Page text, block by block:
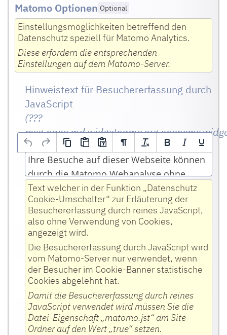
Matomo Optionen Optional
Einstellungsmöglichkeiten betreffend den
Datenschutz speziell für Matomo Analytics.
Diese erfordern die entsprechenden
Einstellungen auf dem Matomo-Server.
Hinweistext für Besuchererfassung durch
JavaScript
(???
Optional
Ihre Besuche auf dieser Webseite können
durch die Matomo Webanalyse ohne
Verwendung von Cookies erfasst werden.
Dies ermöglicht uns, aus Ihren Aktionen
zu lernen und die Bedienbarkeit für Sie
und andere Benutzer zu verbessern.
Sie können diese Erfassung deaktivieren.
Dafür wird ein Deaktivierungs-Cookie auf
Ihrem Computer gespeichert.
Wenn Sie einen anderen Computer oder
einen anderen Webbrowser verwenden
müssen Sie die Deaktivierungsprozedur
Text welcher in der Funktion „Datenschutz
Cookie-Umschalter“ zur Erläuterung der
Besuchererfassung durch reines JavaScript,
also ohne Verwendung von Cookies,
angezeigt wird.
Die Besuchererfassung durch JavaScript wird
vom Matomo-Server nur verwendet, wenn
der Besucher im Cookie-Banner statistische
Cookies abgelehnt hat.
Damit die Besuchererfassung durch reines
JavaScript verwendet wird müssen Sie die
Datei-Eigenschaft „matomo.jst“ am Site-
Ordner auf den Wert „true“ setzen.